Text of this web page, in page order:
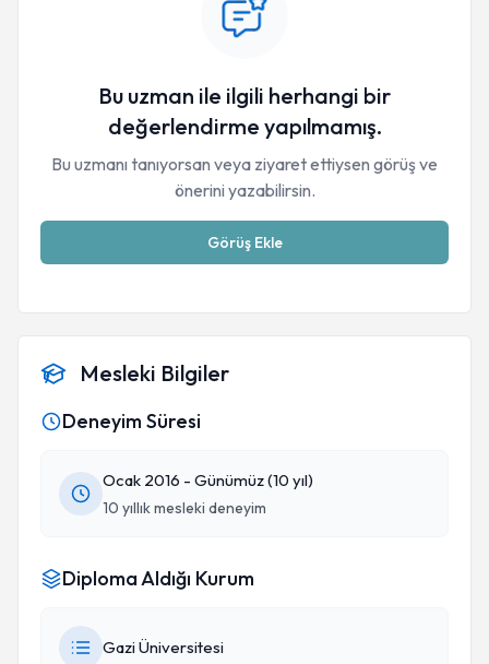
Bu uzman ile ilgili herhangi bir
değerlendirme yapılmamış.
Bu uzmanı tanıyorsan veya ziyaret ettiysen görüş ve
önerini yazabilirsin.
Görüş Ekle
Mesleki Bilgiler
Deneyim Süresi
Ocak 2016 - Günümüz (10 yıl)
10 yıllık mesleki deneyim
Diploma Aldığı Kurum
Gazi Üniversitesi